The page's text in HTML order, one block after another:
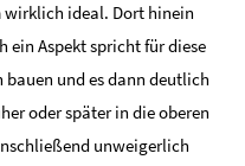
wirklich ideal. Dort hinein
ein Aspekt spricht für diese
bauen und es dann deutlich
oder später in die oberen
unweigerlich